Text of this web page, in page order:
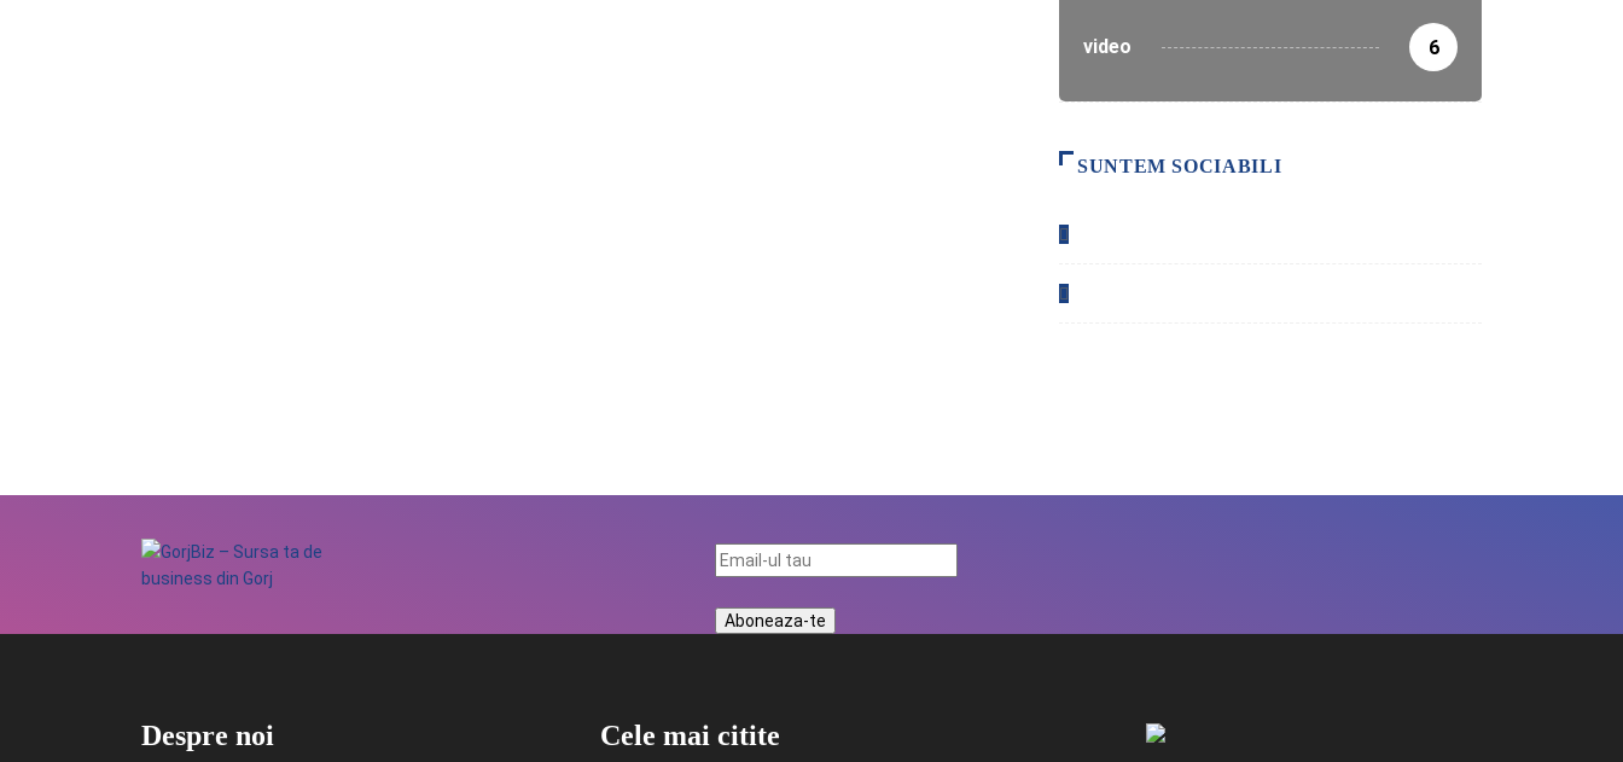
video 6
SUNTEM SOCIABILI
Despre noi Cele mai citite